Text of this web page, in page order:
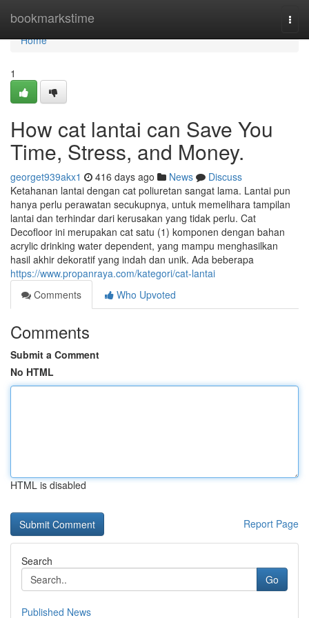
bookmarkstime
Home
Home
1
How cat lantai can Save You
Time, Stress, and Money.
georget939akx1 416 days ago News
Discuss
Ketahanan lantai dengan cat poliuretan sangat lama. Lantai pun
hanya perlu perawatan secukupnya, untuk memelihara tampilan
lantai dan terhindar dari kerusakan yang tidak perlu. Cat
Decofloor ini merupakan cat satu (1) komponen dengan bahan
acrylic drinking water dependent, yang mampu menghasilkan
hasil akhir dekoratif yang indah dan unik. Ada beberapa
https://www.propanraya.com/kategori/cat-lantai
Comments
Who Upvoted
Comments
Submit a Comment
No HTML
HTML is disabled
Report Page
Search
Go
Published News